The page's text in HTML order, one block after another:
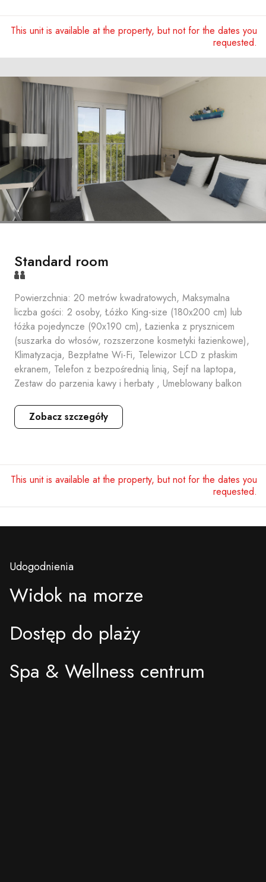
This unit is available at the property, but not for the dates you
requested.
Standard room
Powierzchnia: 20 metrów kwadratowych, Maksymalna
liczba gości: 2 osoby, Łóżko King-size (180x200 cm) lub
łóżka pojedyncze (90x190 cm), Łazienka z prysznicem
(suszarka do włosów, rozszerzone kosmetyki łazienkowe),
Klimatyzacja, Bezpłatne Wi-Fi, Telewizor LCD z płaskim
ekranem, Telefon z bezpośrednią linią, Sejf na laptopa,
Zestaw do parzenia kawy i herbaty , Umeblowany balkon
Zobacz szczegóły
This unit is available at the property, but not for the dates you
requested.
Udogodnienia
Widok na morze
Dostęp do plaży
Spa & Wellness centrum